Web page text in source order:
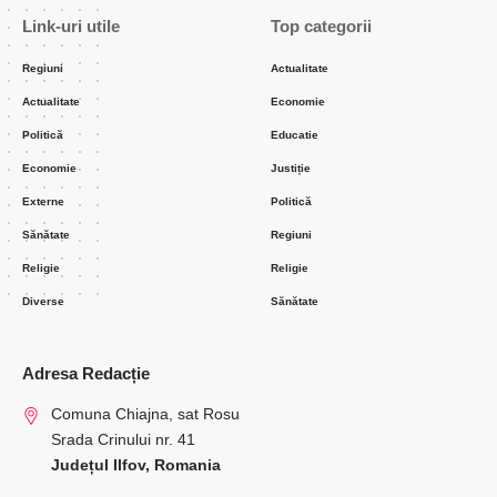
Reziliență (componentă care are alocat un buget total de 803
milioane de euro).
Astfel, pentru ”Inves­tiții în noi suprafețe ocupate de păduri,
inclusiv în păduri urbane și reîmpăduriri”, s-a prevăzut un
buget generos de 730 milioane de euro, pentru ”Investiții în
pepiniere și tehnologii moderne de producere a puieților” – 50
milioane de euro, pentru ”Investiții în sisteme de reducere a
riscurilor generate de viituri torențiale în bazinete forestiere
expuse unor astfel de fenomene” – 22 milioane de euro și un
milion de euro pentru ”Asistență tehnică”.
În cadrul primei măsuri se urmărește realizarea a 56.700 ha
împăduriri și reîmpăduriri și 315 ha de păduri urbane, în cadrul
celei de-a doua măsuri – 90 de pepiniere și pentru cea de-a
treia măsură – 22 de lucrări de corectare a torenților.
Admin
Incarcat 2023/03/20 at 8:16 PM
Oficialității ale județului Ilfov, primari, reprezentanți ai